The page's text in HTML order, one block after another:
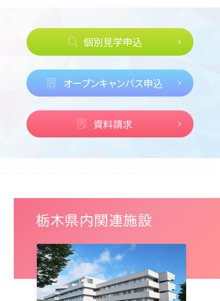
個別見学申込
オープンキャンパス申込
資料請求
栃木県内関連施設